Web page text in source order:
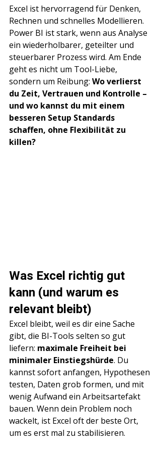
Excel ist hervorragend für Denken,
Rechnen und schnelles Modellieren.
Power BI ist stark, wenn aus Analyse
ein wiederholbarer, geteilter und
steuerbarer Prozess wird. Am Ende
geht es nicht um Tool-Liebe,
sondern um Reibung: Wo verlierst
du Zeit, Vertrauen und Kontrolle –
und wo kannst du mit einem
besseren Setup Standards
schaffen, ohne Flexibilität zu
killen?
Was Excel richtig gut
kann (und warum es
relevant bleibt)
Excel bleibt, weil es dir eine Sache
gibt, die BI-Tools selten so gut
liefern: maximale Freiheit bei
minimaler Einstiegshürde. Du
kannst sofort anfangen, Hypothesen
testen, Daten grob formen, und mit
wenig Aufwand ein Arbeitsartefakt
bauen. Wenn dein Problem noch
wackelt, ist Excel oft der beste Ort,
um es erst mal zu stabilisieren.